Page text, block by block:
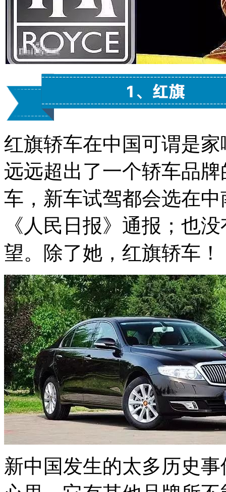
红旗轿车在中国可谓是
远远超出了一个轿车品
车，新车试驾都会选在
《人民日报》通报；也
望。除了她，红旗轿车！
新中国发生的太多历史